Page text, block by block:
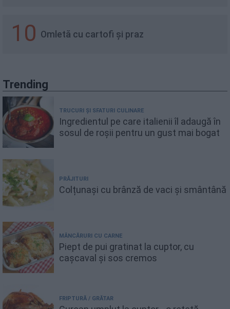
10 Omletă cu cartofi și praz
Trending
TRUCURI ȘI SFATURI CULINARE
Ingredientul pe care italienii îl adaugă în
sosul de roșii pentru un gust mai bogat
PRĂJITURI
Colțunași cu brânză de vaci și smântână
MÂNCĂRURI CU CARNE
Piept de pui gratinat la cuptor, cu
cașcaval și sos cremos
FRIPTURĂ / GRĂTAR